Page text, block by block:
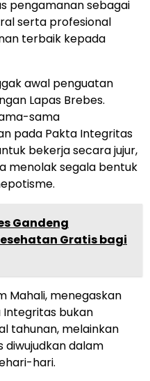
pengamanan sebagai
serta profesional
terbaik kepada
awal penguatan
Lapas Brebes.
sama
pada Pakta Integritas
bekerja secara jujur,
menolak segala bentuk
Gandeng
Gratis bagi
Mahali, menegaskan
bukan
tahunan, melainkan
dalam
hari.